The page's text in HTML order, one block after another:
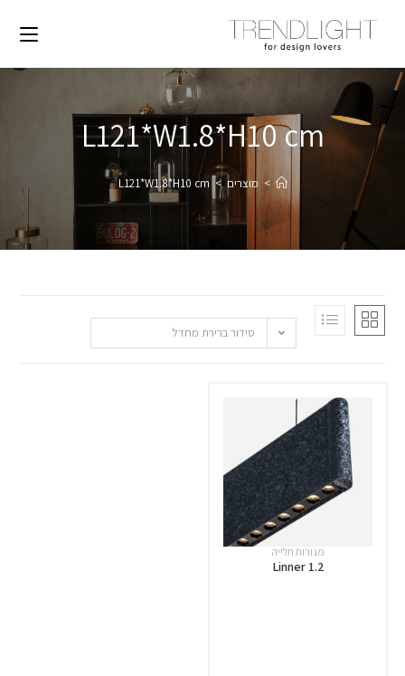
L121*W1.8*H10 cm
> מוצרים >
L121*W1.8*H10 cm
סידור ברירת מחדל
מנורות תלייה
Linner 1.2